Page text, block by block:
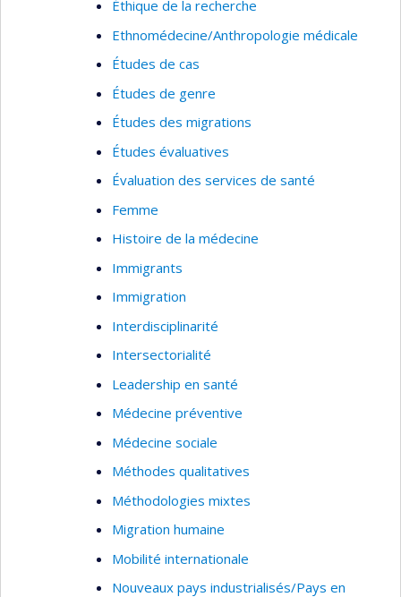
Éthique de la recherche
Ethnomédecine/Anthropologie médicale
Études de cas
Études de genre
Études des migrations
Études évaluatives
Évaluation des services de santé
Femme
Histoire de la médecine
Immigrants
Immigration
Interdisciplinarité
Intersectorialité
Leadership en santé
Médecine préventive
Médecine sociale
Méthodes qualitatives
Méthodologies mixtes
Migration humaine
Mobilité internationale
Nouveaux pays industrialisés/Pays en